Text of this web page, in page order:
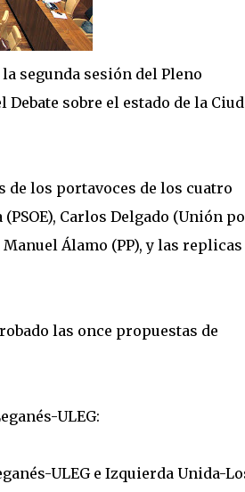
segunda sesión del Pleno
sobre el estado de la
los portavoces de los cuatro
Carlos Delgado (Unión
Álamo (PP), y las
las once propuestas de
ULEG:
ULEG e Izquierda Unida-